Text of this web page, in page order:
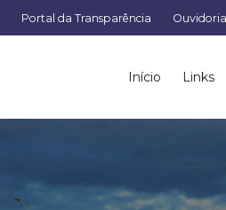
Portal da Transparência Ouvidoria
Início Links